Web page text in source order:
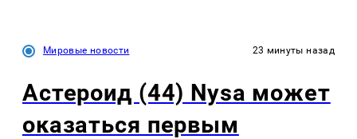
Мировые новости 23 минуты назад
Астероид (44) Nysa может
оказаться первым